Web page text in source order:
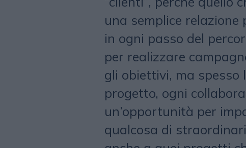
una semplice
in ogni passo del
per realizzare
gli obiettivi, ma spesso
progetto, ogni
un’opportunità per
qualcosa di